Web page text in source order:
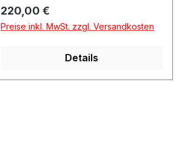
Regulärer Preis:
220,00 €
Preise inkl. MwSt. zzgl. Versandkosten
Details